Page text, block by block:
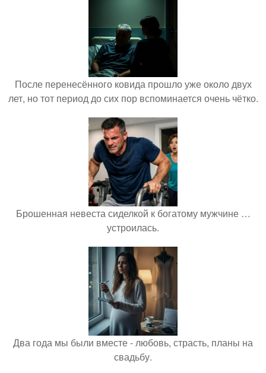
После перенесённого ковида прошло уже около двух
лет, но тот период до сих пор вспоминается очень чётко.
Брошенная невеста сиделкой к богатому мужчине …
устроилась.
Два года мы были вместе - любовь, страсть, планы на
свадьбу.